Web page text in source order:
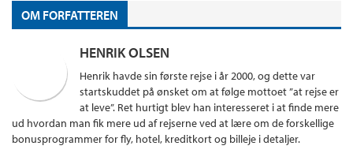
OM FORFATTEREN
HENRIK OLSEN
Henrik havde sin første rejse i år 2000, og dette var
startskuddet på ønsket om at følge mottoet ”at rejse er
at leve”. Ret hurtigt blev han interesseret i at finde mere
ud hvordan man fik mere ud af rejserne ved at lære om de forskellige
bonusprogrammer for fly, hotel, kreditkort og billeje i detaljer.